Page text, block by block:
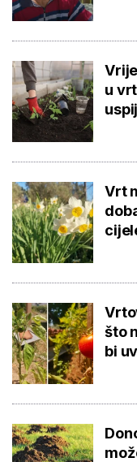
u
Vrt
što
bi